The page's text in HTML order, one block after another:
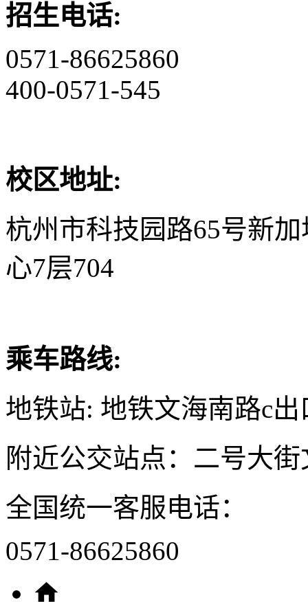
招生电话:
0571-86625860
400-0571-545
校区地址:
杭州市科技园路65号新
心7层704
乘车路线:
地铁站: 地铁文海南路c出
附近公交站点：二号大
全国统一客服电话：
0571-86625860